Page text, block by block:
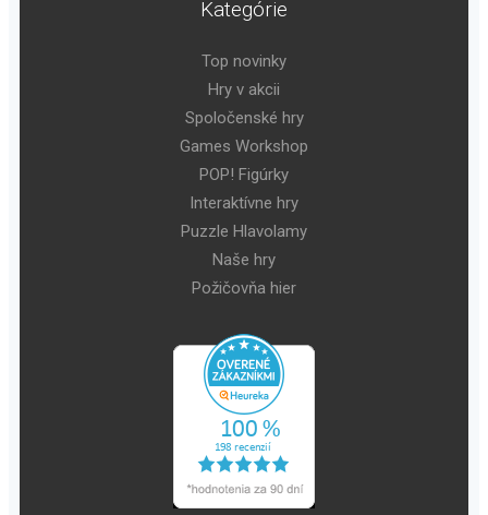
Kategórie
Top novinky
Hry v akcii
Spoločenské hry
Games Workshop
POP! Figúrky
Interaktívne hry
Puzzle Hlavolamy
Naše hry
Požičovňa hier